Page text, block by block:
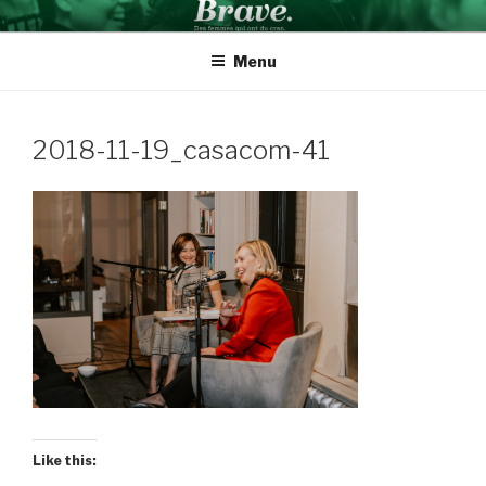
Aller
au
BRAVE INSPIRATION
Des femmes qui ont du cran
Menu
2018-11-19_casacom-41
Like this: